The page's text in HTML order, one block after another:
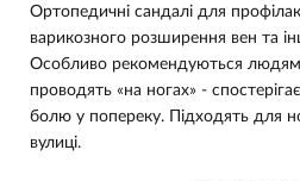
Ортопедичні сандалі для
варикозного розширення вен та
Особливо рекомендуються людям,
проводять «на ногах» -
болю у попереку. Підходять для
вулиці.